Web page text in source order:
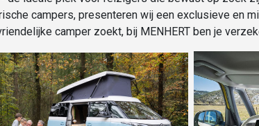
campers, presenteren wij een exclusieve en
camper zoekt, bij MENHERT ben je